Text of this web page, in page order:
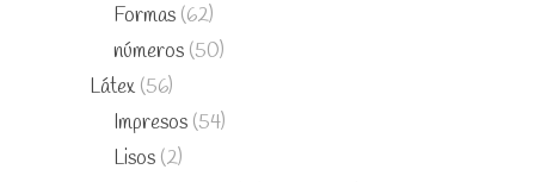
Formas (62)
números (50)
Látex (56)
Impresos (54)
Lisos (2)